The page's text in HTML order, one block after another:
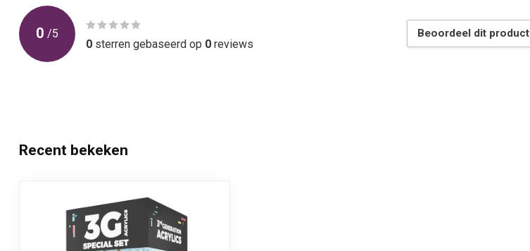
0 /5
0 sterren gebaseerd op 0 reviews
Beoordeel dit product
Recent bekeken